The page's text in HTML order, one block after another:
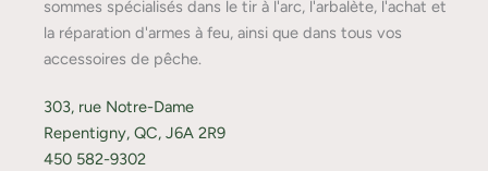
sommes spécialisés dans le tir à l'arc, l'arbalète, l'achat et
la réparation d'armes à feu, ainsi que dans tous vos
accessoires de pêche.
303, rue Notre-Dame
Repentigny, QC, J6A 2R9
450 582-9302